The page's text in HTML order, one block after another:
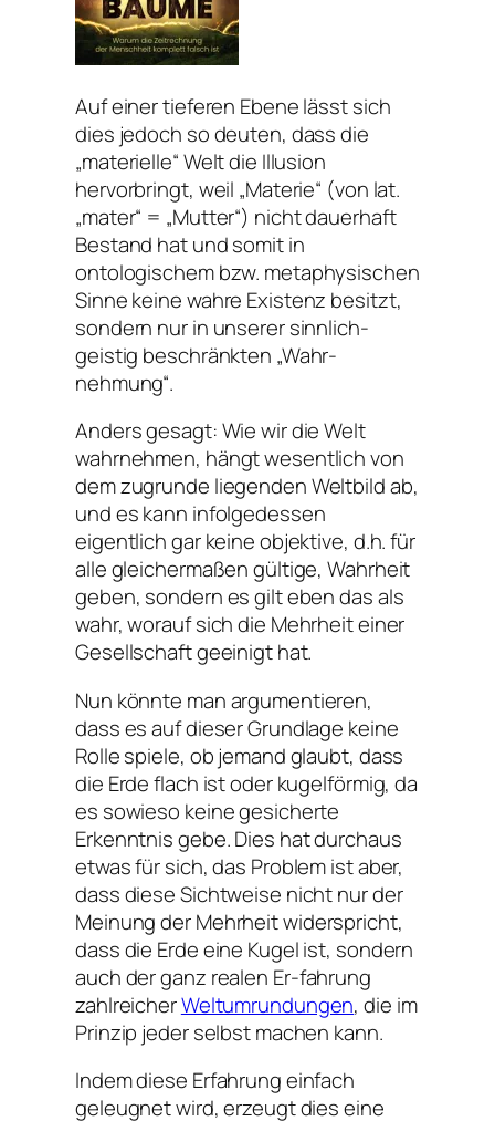
Auf einer tieferen Ebene lässt sich
dies jedoch so deuten, dass die
„materielle“ Welt die Illusion
hervorbringt, weil „Materie“ (von lat.
„mater“ = „Mutter“) nicht dauerhaft
Bestand hat und somit in
ontologischem bzw. metaphysischen
Sinne keine wahre Existenz besitzt,
sondern nur in unserer sinnlich-
geistig beschränkten „Wahr-
nehmung“.
Anders gesagt: Wie wir die Welt
wahrnehmen, hängt wesentlich von
dem zugrunde liegenden Weltbild ab,
und es kann infolgedessen
eigentlich gar keine objektive, d.h. für
alle gleichermaßen gültige, Wahrheit
geben, sondern es gilt eben das als
wahr, worauf sich die Mehrheit einer
Gesellschaft geeinigt hat.
Nun könnte man argumentieren,
dass es auf dieser Grundlage keine
Rolle spiele, ob jemand glaubt, dass
die Erde flach ist oder kugelförmig, da
es sowieso keine gesicherte
Erkenntnis gebe. Dies hat durchaus
etwas für sich, das Problem ist aber,
dass diese Sichtweise nicht nur der
Meinungder Mehrheit widerspricht,
dass die Erde eine Kugel ist, sondern
auch der ganz realen Er-fahrung
zahlreicherWeltumrundungen, die im
Prinzip jeder selbst machen kann.
Indem diese Erfahrung einfach
geleugnet wird, erzeugt dies eine